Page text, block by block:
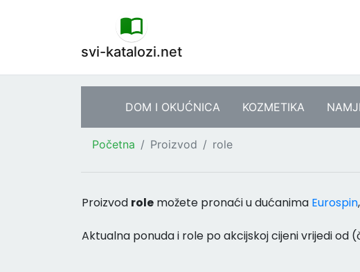
svi-katalozi.net
DOM I OKUĆNICA KOZMETIKA
Početna Proizvod role
Proizvod role možete pronaći u dućanima Eurospin,
Aktualna ponuda i role po akcijskoj cijeni vrijedi od